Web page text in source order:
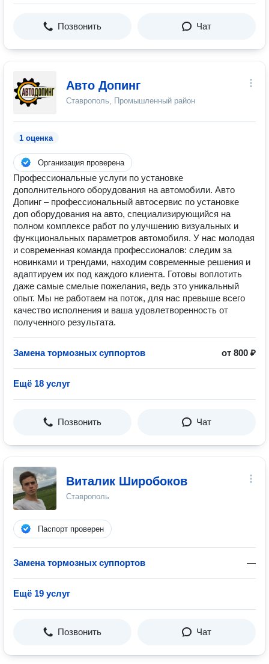
Позвонить Чат
Авто Допинг
Ставрополь, Промышленный район
1 оценка
Организация проверена
Профессиональные услуги по установке
дополнительного оборудования на автомобили. Авто
Допинг – профессиональный автосервис по установке
доп оборудования на авто, специализирующийся на
полном комплексе работ по улучшению визуальных и
функциональных параметров автомобиля. У нас молодая
и современная команда профессионалов: следим за
новинками и трендами, находим современные решения и
адаптируем их под каждого клиента. Готовы воплотить
даже самые смелые пожелания, ведь это уникальный
опыт. Мы не работаем на поток, для нас превыше всего
качество исполнения и ваша удовлетворенность от
полученного результата.
Замена тормозных суппортов от 800 ₽
Ещё 18 услуг
Позвонить Чат
Виталик Широбоков
Ставрополь
Паспорт проверен
Замена тормозных суппортов —
Ещё 19 услуг
Позвонить Чат